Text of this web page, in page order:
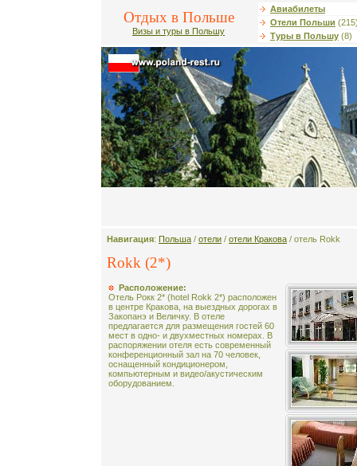
Отдых в Польше
Визы и туры в Польшу
Авиабилеты
Отели Польши
Туры в Польшу (8)
Навигация: Польша / отели / отели Кракова / отель Rokk
Rokk (2*)
Расположение:
Отель Рокк 2* (hotel Rokk 2*) расположен
в центре Кракова, на выездных дорогах в
Закопанэ и Величку. В отеле
предлагается для размещения гостей 60
мест в одно- и двухместных номерах. В
распоряжении отеля есть современный
конференционный зал на 70 человек,
оснащенный кондиционером,
компьютерным и видео/акустическим
оборудованием.